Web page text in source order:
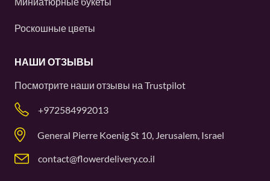
Роскошные цветы
НАШИ ОТЗЫВЫ
Посмотрите наши отзывы на Trustpilot
+972584992013
General Pierre Koenig St 10, Jerusalem, Israel
contact@flowerdelivery.co.il